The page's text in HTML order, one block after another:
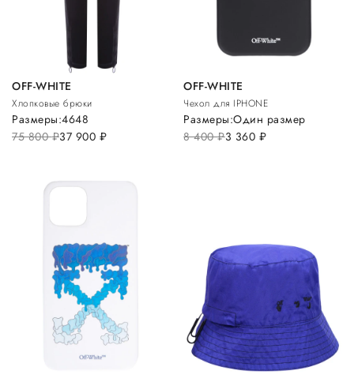
OFF-WHITE
Хлопковые брюки
75 800руб.37 900 руб.
Размеры:4648
OFF-WHITE
Чехол для IPHONE
8 400руб.3 360 руб.
Размеры:Один размер